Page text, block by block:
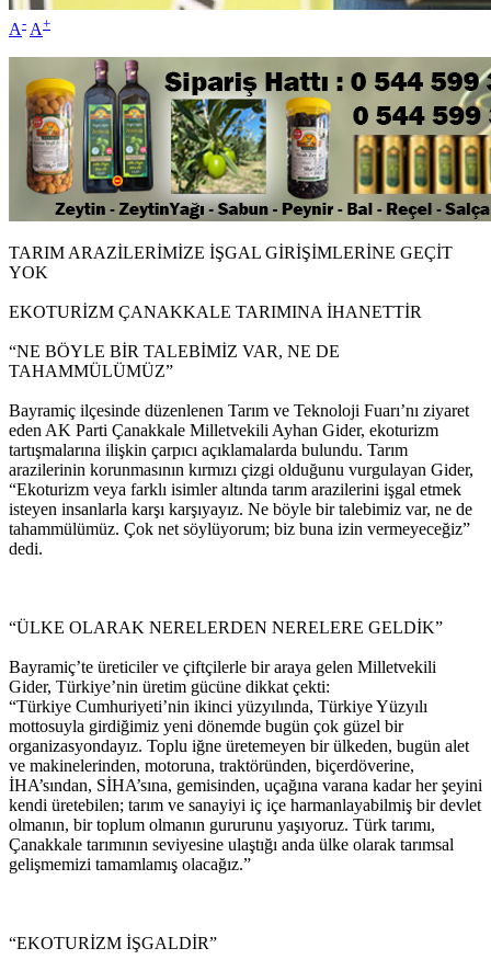
A- A+
TARIM ARAZİLERİMİZE İŞGAL GİRİŞİMLERİNE GEÇİT
YOK
EKOTURİZM ÇANAKKALE TARIMINA İHANETTİR
“NE BÖYLE BİR TALEBİMİZ VAR, NE DE
TAHAMMÜLÜMÜZ”
Bayramiç ilçesinde düzenlenen Tarım ve Teknoloji Fuarı’nı ziyaret
eden AK Parti Çanakkale Milletvekili Ayhan Gider, ekoturizm
tartışmalarına ilişkin çarpıcı açıklamalarda bulundu. Tarım
arazilerinin korunmasının kırmızı çizgi olduğunu vurgulayan Gider,
“Ekoturizm veya farklı isimler altında tarım arazilerini işgal etmek
isteyen insanlarla karşı karşıyayız. Ne böyle bir talebimiz var, ne de
tahammülümüz. Çok net söylüyorum; biz buna izin vermeyeceğiz”
dedi.
“ÜLKE OLARAK NERELERDEN NERELERE GELDİK”
Bayramiç’te üreticiler ve çiftçilerle bir araya gelen Milletvekili
Gider, Türkiye’nin üretim gücüne dikkat çekti:
“Türkiye Cumhuriyeti’nin ikinci yüzyılında, Türkiye Yüzyılı
mottosuyla girdiğimiz yeni dönemde bugün çok güzel bir
organizasyondayız. Toplu iğne üretemeyen bir ülkeden, bugün alet
ve makinelerinden, motoruna, traktöründen, biçerdöverine,
İHA’sından, SİHA’sına, gemisinden, uçağına varana kadar her şeyini
kendi üretebilen; tarım ve sanayiyi iç içe harmanlayabilmiş bir devlet
olmanın, bir toplum olmanın gururunu yaşıyoruz. Türk tarımı,
Çanakkale tarımının seviyesine ulaştığı anda ülke olarak tarımsal
gelişmemizi tamamlamış olacağız.”
“EKOTURİZM İŞGALDİR”